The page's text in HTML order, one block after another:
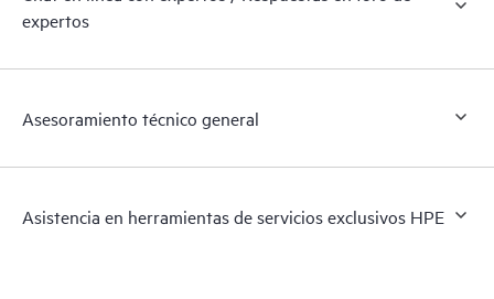
expertos
Asesoramiento técnico general
Asistencia en herramientas de servicios exclusivos HPE